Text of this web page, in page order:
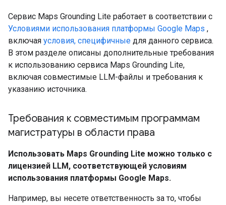
Сервис Maps Grounding Lite работает в соответствии с
Условиями использования платформы Google Maps ,
включая условия, специфичные для данного сервиса.
В этом разделе описаны дополнительные требования
к использованию сервиса Maps Grounding Lite,
включая совместимые LLM-файлы и требования к
указанию источника.
Требования к совместимым программам
магистратуры в области права
Использовать Maps Grounding Lite можно только с
лицензией LLM, соответствующей условиям
использования платформы Google Maps.
Например, вы несете ответственность за то, чтобы